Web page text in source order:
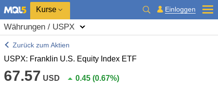
Kurse Einloggen
Währungen / USPX
Zurück zum Aktien
USPX: Franklin U.S. Equity Index ETF
67.57 USD 0.45 (0.67%)